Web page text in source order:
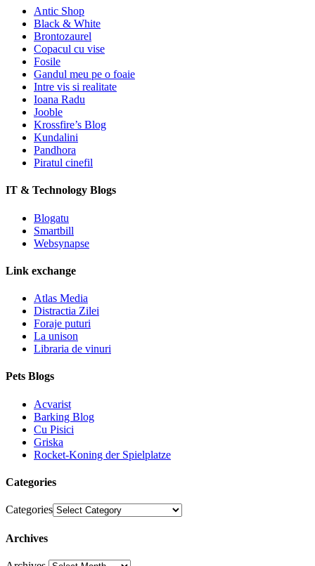
Antic Shop
Black & White
Brontozaurel
Copacul cu vise
Fosile
Gandul meu pe o foaie
Intre vis si realitate
Ioana Radu
Jooble
Krossfire’s Blog
Kundalini
Pandhora
Piratul cinefil
IT & Technology Blogs
Blogatu
Smartbill
Websynapse
Link exchange
Atlas Media
Distractia Zilei
Foraje puturi
La unison
Libraria de vinuri
Pets Blogs
Acvarist
Barking Blog
Cu Pisici
Griska
Rocket-Koning der Spielplatze
Categories
Categories
Archives